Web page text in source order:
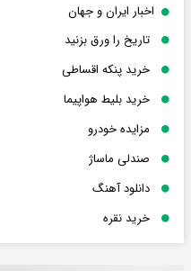
اخبار ایران و جهان
تاریخ را ورق بزنید
خرید پنکه اقساطی
خرید بلیط هواپیما
مزایده خودرو
صندلی ماساژ
دانلود آهنگ
خرید نقره